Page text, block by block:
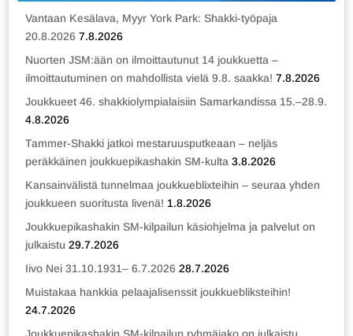
Vantaan Kesälava, Myyr York Park: Shakki-työpaja
20.8.2026 7.8.2026
Nuorten JSM:ään on ilmoittautunut 14 joukkuetta –
ilmoittautuminen on mahdollista vielä 9.8. saakka! 7.8.2026
Joukkueet 46. shakkiolympialaisiin Samarkandissa 15.–28.9.
4.8.2026
Tammer-Shakki jatkoi mestaruusputkeaan – neljäs
peräkkäinen joukkuepikashakin SM-kulta 3.8.2026
Kansainvälistä tunnelmaa joukkueblixteihin – seuraa yhden
joukkueen suoritusta livenä! 1.8.2026
Joukkuepikashakin SM-kilpailun käsiohjelma ja palvelut on
julkaistu 29.7.2026
Iivo Nei 31.10.1931– 6.7.2026 28.7.2026
Muistakaa hankkia pelaajalisenssit joukkuebliksteihin!
24.7.2026